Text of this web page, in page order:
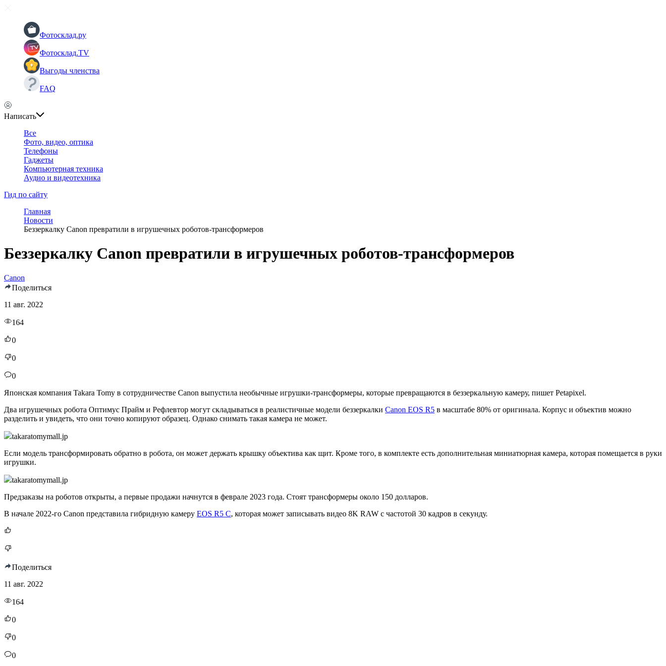
Фотосклад.ру
Фотосклад.TV
Выгоды членства
FAQ
Написать
Все
Фото, видео, оптика
Телефоны
Гаджеты
Компьютерная техника
Аудио и видеотехника
Гид по сайту
Главная
Новости
Беззеркалку Canon превратили в игрушечных роботов-трансформеров
Беззеркалку Canon превратили в игрушечных роботов-трансформеров
Canon
Поделиться
11 авг. 2022
164
0
0
0
Японская компания Takara Tomy в сотрудничестве Canon выпустила необычные игрушки-трансформеры, которые превращаются в беззеркальную камеру, пишет Petapixel.
Два игрушечных робота Оптимус Прайм и Рефлевтор могут складываться в реалистичные модели беззеркалки Canon EOS R5 в масштабе 80% от оригинала. Корпус и объектив можно
разделить и увидеть, что они точно копируют образец. Однако снимать такая камера не может.
takaratomymall.jp
Если модель трансформировать обратно в робота, он может держать крышку объектива как щит. Кроме того, в комплекте есть дополнительная миниатюрная камера, которая помещается в руки
игрушки.
takaratomymall.jp
Предзаказы на роботов открыты, а первые продажи начнутся в феврале 2023 года. Стоят трансформеры около 150 долларов.
В начале 2022-го Canon представила гибридную камеру EOS R5 C, которая может записывать видео 8K RAW с частотой 30 кадров в секунду.
Поделиться
11 авг. 2022
164
0
0
0